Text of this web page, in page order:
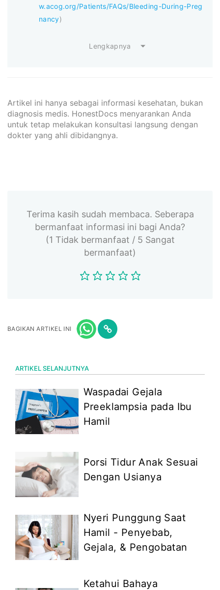
w.acog.org/Patients/FAQs/Bleeding-During-Preg
nancy)
Lengkapnya
Artikel ini hanya sebagai informasi kesehatan, bukan
diagnosis medis. HonestDocs menyarankan Anda
untuk tetap melakukan konsultasi langsung dengan
dokter yang ahli dibidangnya.
Terima kasih sudah membaca. Seberapa
bermanfaat informasi ini bagi Anda?
(1 Tidak bermanfaat / 5 Sangat
bermanfaat)
BAGIKAN ARTIKEL INI
ARTIKEL SELANJUTNYA
Waspadai Gejala
Preeklampsia pada Ibu
Hamil
Porsi Tidur Anak Sesuai
Dengan Usianya
Nyeri Punggung Saat
Hamil - Penyebab,
Gejala, & Pengobatan
Ketahui Bahaya